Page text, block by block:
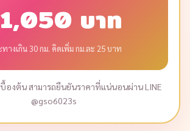
บาท
ทางเกิน 30 กม. คิดเพิ่ม กม.ละ 25 บาท
บื้องต้น สามารถยืนยันราคาที่แน่นอนผ่าน LINE
@gso6023s